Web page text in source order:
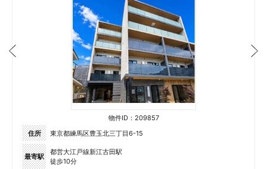
物件ID：209857
住所
東京都練馬区豊玉北三丁目6-15
最寄駅
都営大江戸線新江古田駅
徒歩10分